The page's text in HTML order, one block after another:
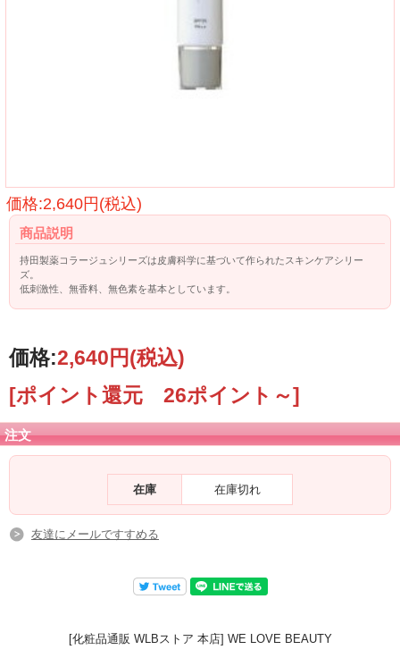
価格:2,640円(税込)
商品説明
持田製薬コラージュシリーズは皮膚科学に基づいて作られたスキンケアシリー
ズ。
低刺激性、無香料、無色素を基本としています。
価格:2,640円(税込)
[ポイント還元 26ポイント～]
注文
在庫 在庫切れ
友達にメールですすめる
[化粧品通販 WLBストア 本店] WE LOVE BEAUTY